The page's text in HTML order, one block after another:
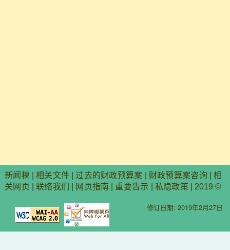
新闻稿| 相关文件 |过去的财政预算案 财政预算案咨询 |相
关网页
联络我们 网页指南 重要告示 私隐政策 | 2019 ©
修订日期: 2019年2月27日